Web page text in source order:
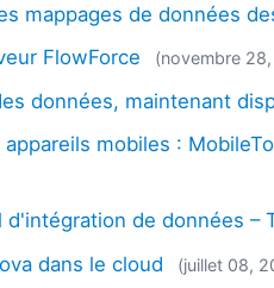
mappages de données
FlowForce (novembre
données, maintenant
mobiles :
de données –
dans le cloud (juillet 08,